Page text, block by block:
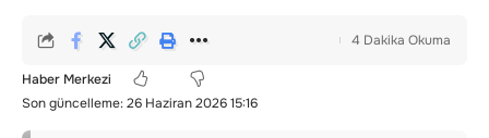
Son güncelleme: 26 Haziran 2026 15:16
Haber Merkezi
4 Dakika Okuma